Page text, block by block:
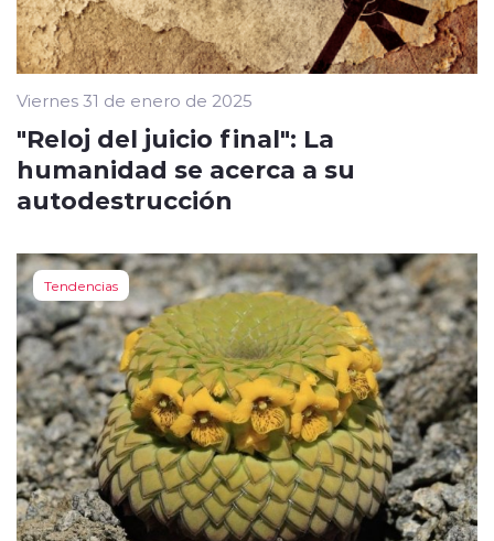
Viernes 31 de enero de 2025
"Reloj del juicio final": La
humanidad se acerca a su
autodestrucción
Tendencias